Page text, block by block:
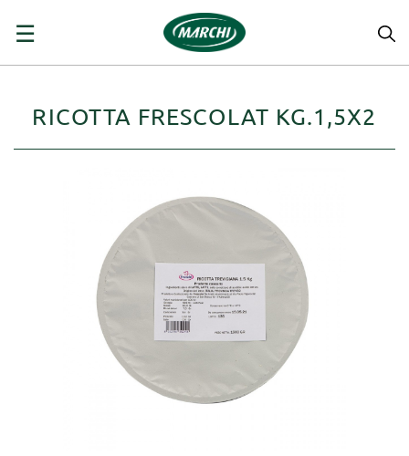
navigazione
☰
RICOTTA FRESCOLAT KG.1,5X2